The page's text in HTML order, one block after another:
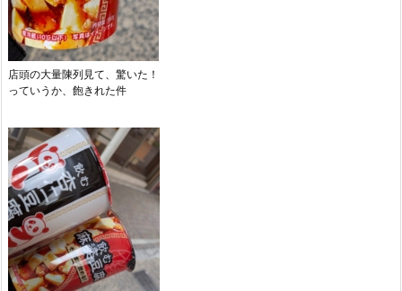
店頭の大量陳列見て、驚いた！
っていうか、飽きれた件